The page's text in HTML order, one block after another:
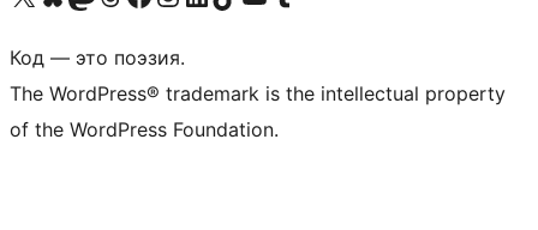
Код — это поэзия.
The WordPress® trademark is the intellectual property
of the WordPress Foundation.